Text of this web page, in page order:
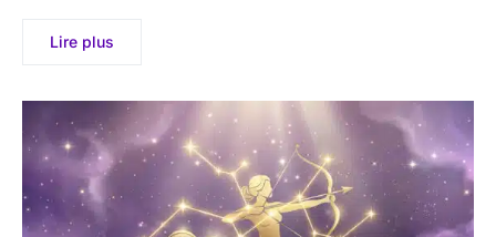
Lire plus